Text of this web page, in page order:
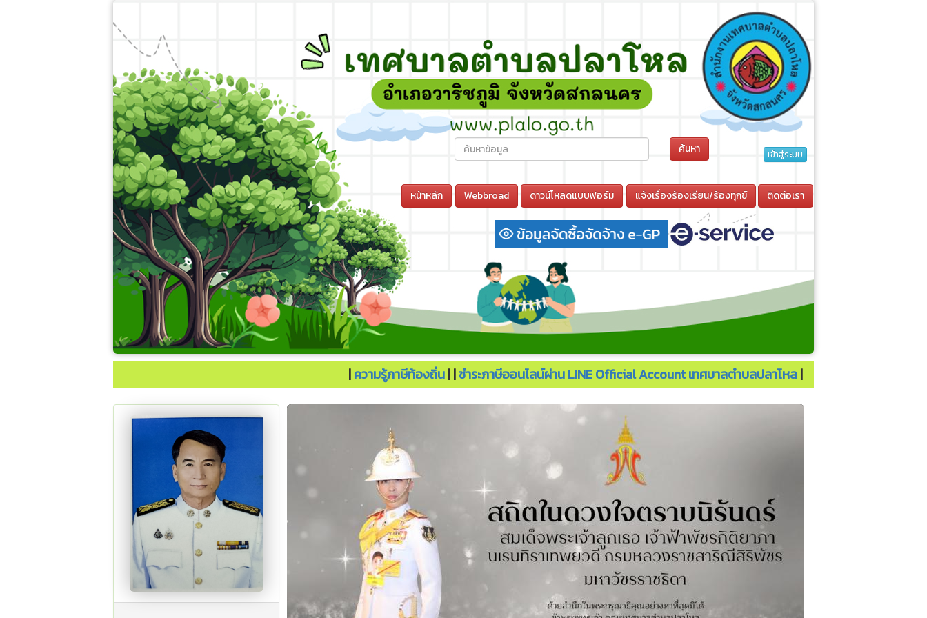
ค้นหา เข้าสู่ระบบ
หน้าหลัก Webbroad ดาวน์โหลดแบบฟอร์ม แจ้งเรื่องร้องเรียน/ร้องทุกข์ ติดต่อเรา
|ความรู้ภาษีท้องถิ่น| |ชำระภาษีออนไลน์ผ่าน LINE Official Account เทศบาลตำบลปลาโหล|
สถิตในดวงใจตราบนิรันดร์ สมเด็จพระเจ้าลูกเธอ เจ้าฟ้าพัชรกิติยาภา นเรนทิราเทพยวดี กรมหลวงราชสาริณีสิริพัชร
มหาวัชรราชธิดา ด้วยสำนึกในพระกรุณาธิคุณอย่างหาที่สุดมิได้ ข้าพระพุทธเจ้า คณะเทศบาลตำบลปลาโหล อำเภอ